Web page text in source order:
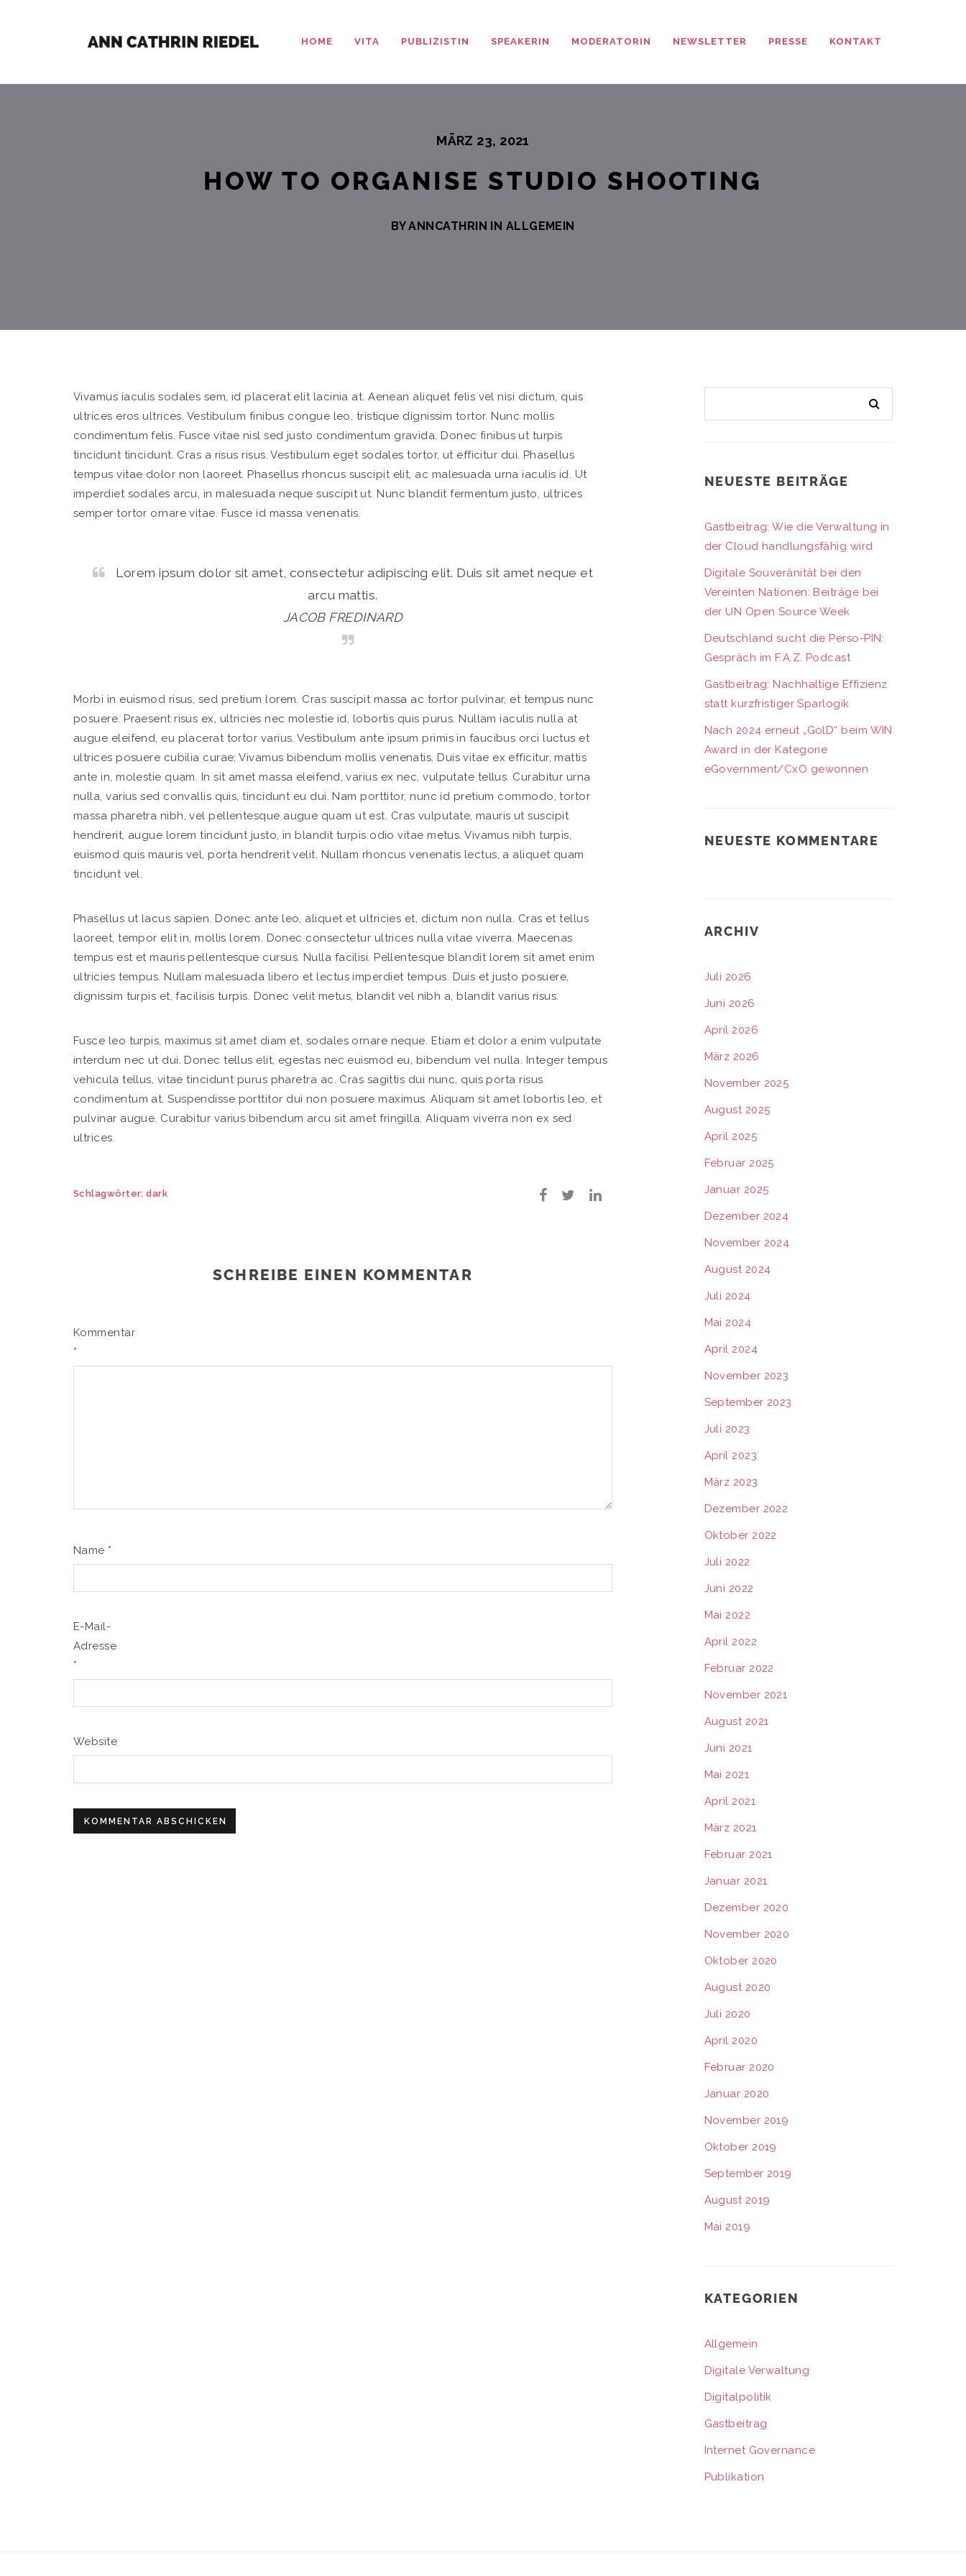
HOME VITA PUBLIZISTIN SPEAKERIN MODERATORIN NEWSLETTER PRESSE KONTAKT
MÄRZ 23, 2021
HOW TO ORGANISE STUDIO SHOOTING
BY ANNCATHRIN IN ALLGEMEIN
Vivamus iaculis sodales sem, id placerat elit lacinia at. Aenean aliquet felis vel nisi dictum, quis
ultrices eros ultrices. Vestibulum finibus congue leo, tristique dignissim tortor. Nunc mollis
condimentum felis. Fusce vitae nisl sed justo condimentum gravida. Donec finibus ut turpis
tincidunt tincidunt. Cras a risus risus. Vestibulum eget sodales tortor, ut efficitur dui. Phasellus
tempus vitae dolor non laoreet. Phasellus rhoncus suscipit elit, ac malesuada urna iaculis id. Ut
imperdiet sodales arcu, in malesuada neque suscipit ut. Nunc blandit fermentum justo, ultrices
semper tortor ornare vitae. Fusce id massa venenatis.
Lorem ipsum dolor sit amet, consectetur adipiscing elit. Duis sit amet neque et
arcu mattis.
JACOB FREDINARD
Morbi in euismod risus, sed pretium lorem. Cras suscipit massa ac tortor pulvinar, et tempus nunc
posuere. Praesent risus ex, ultricies nec molestie id, lobortis quis purus. Nullam iaculis nulla at
augue eleifend, eu placerat tortor varius. Vestibulum ante ipsum primis in faucibus orci luctus et
ultrices posuere cubilia curae; Vivamus bibendum mollis venenatis. Duis vitae ex efficitur, mattis
ante in, molestie quam. In sit amet massa eleifend, varius ex nec, vulputate tellus. Curabitur urna
nulla, varius sed convallis quis, tincidunt eu dui. Nam porttitor, nunc id pretium commodo, tortor
massa pharetra nibh, vel pellentesque augue quam ut est. Cras vulputate, mauris ut suscipit
hendrerit, augue lorem tincidunt justo, in blandit turpis odio vitae metus. Vivamus nibh turpis,
euismod quis mauris vel, porta hendrerit velit. Nullam rhoncus venenatis lectus, a aliquet quam
tincidunt vel.
Phasellus ut lacus sapien. Donec ante leo, aliquet et ultricies et, dictum non nulla. Cras et tellus
laoreet, tempor elit in, mollis lorem. Donec consectetur ultrices nulla vitae viverra. Maecenas
tempus est et mauris pellentesque cursus. Nulla facilisi. Pellentesque blandit lorem sit amet enim
ultricies tempus. Nullam malesuada libero et lectus imperdiet tempus. Duis et justo posuere,
dignissim turpis et, facilisis turpis. Donec velit metus, blandit vel nibh a, blandit varius risus.
Fusce leo turpis, maximus sit amet diam et, sodales ornare neque. Etiam et dolor a enim vulputate
interdum nec ut dui. Donec tellus elit, egestas nec euismod eu, bibendum vel nulla. Integer tempus
vehicula tellus, vitae tincidunt purus pharetra ac. Cras sagittis dui nunc, quis porta risus
condimentum at. Suspendisse porttitor dui non posuere maximus. Aliquam sit amet lobortis leo, et
pulvinar augue. Curabitur varius bibendum arcu sit amet fringilla. Aliquam viverra non ex sed
ultrices.
Schlagwörter:dark
SCHREIBE EINEN KOMMENTAR
Kommentar
*
Name *
E-Mail-
Adresse
*
Website
NEUESTE BEITRÄGE
Gastbeitrag: Wie die Verwaltung in
der Cloud handlungsfähig wird
Digitale Souveränität bei den
Vereinten Nationen: Beiträge bei
der UN Open Source Week
Deutschland sucht die Perso-PIN:
Gespräch im F.A.Z. Podcast
Gastbeitrag: Nachhaltige Effizienz
statt kurzfristiger Sparlogik
Nach 2024 erneut „GolD“ beim WIN
Award in der Kategorie
eGovernment/CxO gewonnen
NEUESTE KOMMENTARE
ARCHIV
Juli 2026
Juni 2026
April 2026
März 2026
November 2025
August 2025
April 2025
Februar 2025
Januar 2025
Dezember 2024
November 2024
August 2024
Juli 2024
Mai 2024
April 2024
November 2023
September 2023
Juli 2023
April 2023
März 2023
Dezember 2022
Oktober 2022
Juli 2022
Juni 2022
Mai 2022
April 2022
Februar 2022
November 2021
August 2021
Juni 2021
Mai 2021
April 2021
März 2021
Februar 2021
Januar 2021
Dezember 2020
November 2020
Oktober 2020
August 2020
Juli 2020
April 2020
Februar 2020
Januar 2020
November 2019
Oktober 2019
September 2019
August 2019
Mai 2019
KATEGORIEN
Allgemein
Digitale Verwaltung
Digitalpolitik
Gastbeitrag
Internet Governance
Publikation